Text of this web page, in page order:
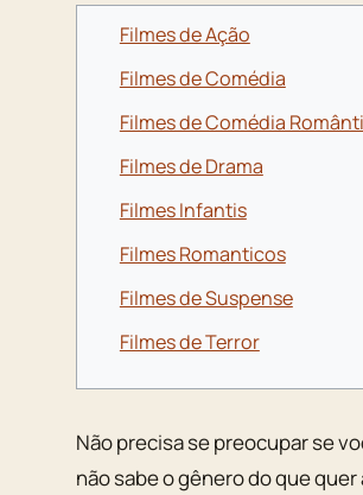
Filmes de Ação
Filmes de Comédia
Filmes de Comédia
Filmes de Drama
Filmes Infantis
Filmes Romanticos
Filmes de Suspense
Filmes de Terror
Não precisa se preocupar se
não sabe o gênero do que